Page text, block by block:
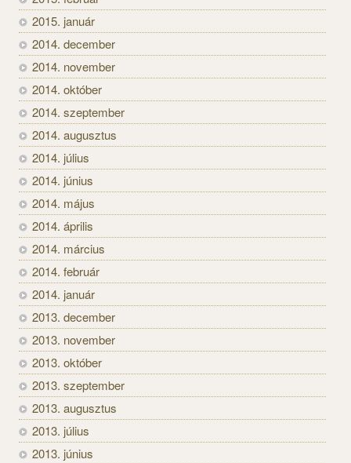
2015. január
2014. december
2014. november
2014. október
2014. szeptember
2014. augusztus
2014. július
2014. június
2014. május
2014. április
2014. március
2014. február
2014. január
2013. december
2013. november
2013. október
2013. szeptember
2013. augusztus
2013. július
2013. június